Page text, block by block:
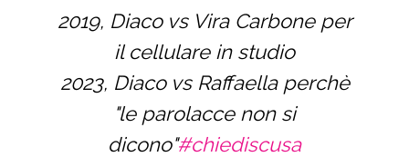
2019, Diaco vs Vira Carbone per
il cellulare in studio
2023, Diaco vs Raffaella perchè
"le parolacce non si
dicono"#chiediscusa